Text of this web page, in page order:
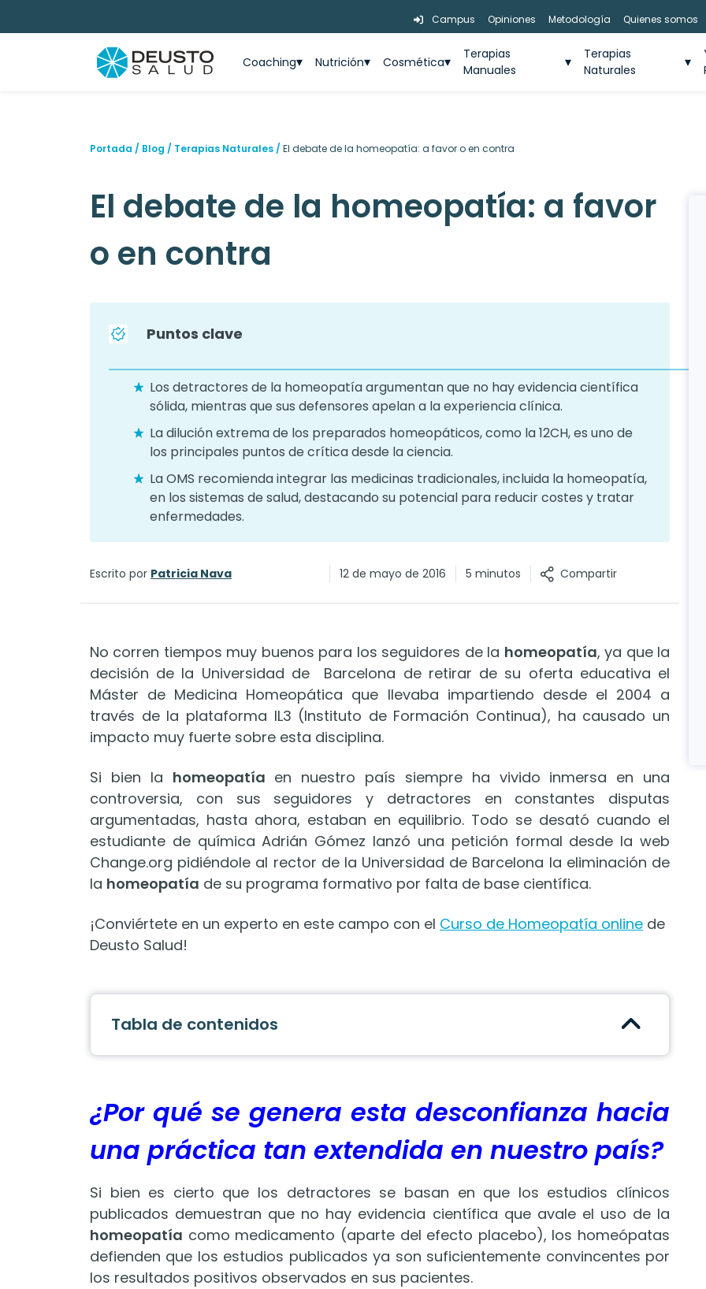
Campus Opiniones Metodología Quienes somos
Coaching Nutrición Cosmética
Terapias
Manuales
Terapias
Naturales
Portada / Blog / Terapias Naturales / El debate de la homeopatía: a favor o en contra
El debate de la homeopatía: a favor
o en contra
Puntos clave
Los detractores de la homeopatía argumentan que no hay evidencia científica
sólida, mientras que sus defensores apelan a la experiencia clínica.
La dilución extrema de los preparados homeopáticos, como la 12CH, es uno de
los principales puntos de crítica desde la ciencia.
La OMS recomienda integrar las medicinas tradicionales, incluida la homeopatía,
en los sistemas de salud, destacando su potencial para reducir costes y tratar
enfermedades.
Escrito por Patricia Nava 12 de mayo de 2016 5 minutos Compartir
No corren tiempos muy buenos para los seguidores de la homeopatía, ya que la
decisión de la Universidad de Barcelona de retirar de su oferta educativa el
Máster de Medicina Homeopática que llevaba impartiendo desde el 2004 a
través de la plataforma IL3 (Instituto de Formación Continua), ha causado un
impacto muy fuerte sobre esta disciplina.
Si bien la homeopatía en nuestro país siempre ha vivido inmersa en una
controversia, con sus seguidores y detractores en constantes disputas
argumentadas, hasta ahora, estaban en equilibrio. Todo se desató cuando el
estudiante de química Adrián Gómez lanzó una petición formal desde la web
Change.org pidiéndole al rector de la Universidad de Barcelona la eliminación de
la homeopatía de su programa formativo por falta de base científica.
¡Conviértete en un experto en este campo con el Curso de Homeopatía online de
Deusto Salud!
Tabla de contenidos
¿Por qué se genera esta desconfianza hacia
una práctica tan extendida en nuestro país?
Si bien es cierto que los detractores se basan en que los estudios clínicos
publicados demuestran que no hay evidencia científica que avale el uso de la
homeopatía como medicamento (aparte del efecto placebo), los homeópatas
defienden que los estudios publicados ya son suficientemente convincentes por
los resultados positivos observados en sus pacientes.